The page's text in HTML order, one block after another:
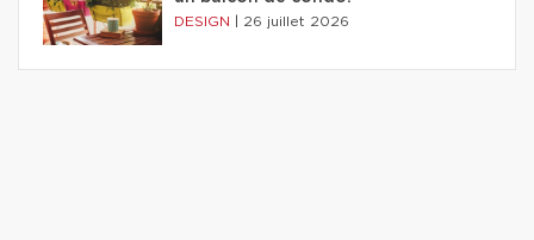
DESIGN 26 juillet 2026